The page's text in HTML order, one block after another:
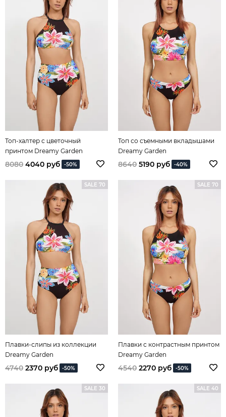
Топ-халтер с цветочный
принтом Dreamy Garden
8080 4040 руб -50%
Топ со съемными вкладышами
Dreamy Garden
8640 5190 руб -40%
SALE 70
Плавки-слипы из коллекции
Dreamy Garden
4740 2370 руб -50%
SALE 70
Плавки с контрастным принтом
Dreamy Garden
4540 2270 руб -50%
SALE 30 SALE 40